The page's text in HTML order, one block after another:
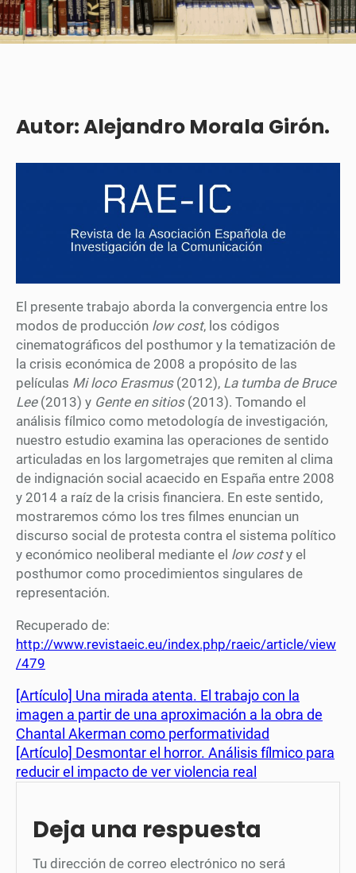
Autor: Alejandro Morala Girón.
El presente trabajo aborda la convergencia entre los
modos de producción low cost, los códigos
cinematográficos del posthumor y la tematización de
la crisis económica de 2008 a propósito de las
películas Mi loco Erasmus(2012), La tumba de Bruce
Lee(2013) y Gente en sitios(2013). Tomando el
análisis fílmico como metodología de investigación,
nuestro estudio examina las operaciones de sentido
articuladas en los largometrajes que remiten al clima
de indignación social acaecido en España entre 2008
y 2014 a raíz de la crisis financiera. En este sentido,
mostraremos cómo los tres filmes enuncian un
discurso social de protesta contra el sistema político
y económico neoliberal mediante el low costy el
posthumor como procedimientos singulares de
representación.
Recuperado de:
http://www.revistaeic.eu/index.php/raeic/article/view
/479
[Artículo] Una mirada atenta. El trabajo con la
imagen a partir de una aproximación a la obra de
Chantal Akerman como performatividad
[Artículo] Desmontar el horror. Análisis fílmico para
reducir el impacto de ver violencia real
Deja una respuesta
Tu dirección de correo electrónico no será